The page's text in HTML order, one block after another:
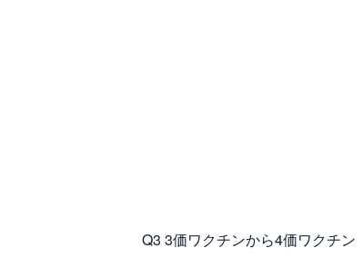
Q3 3価ワクチンから4価ワクチ